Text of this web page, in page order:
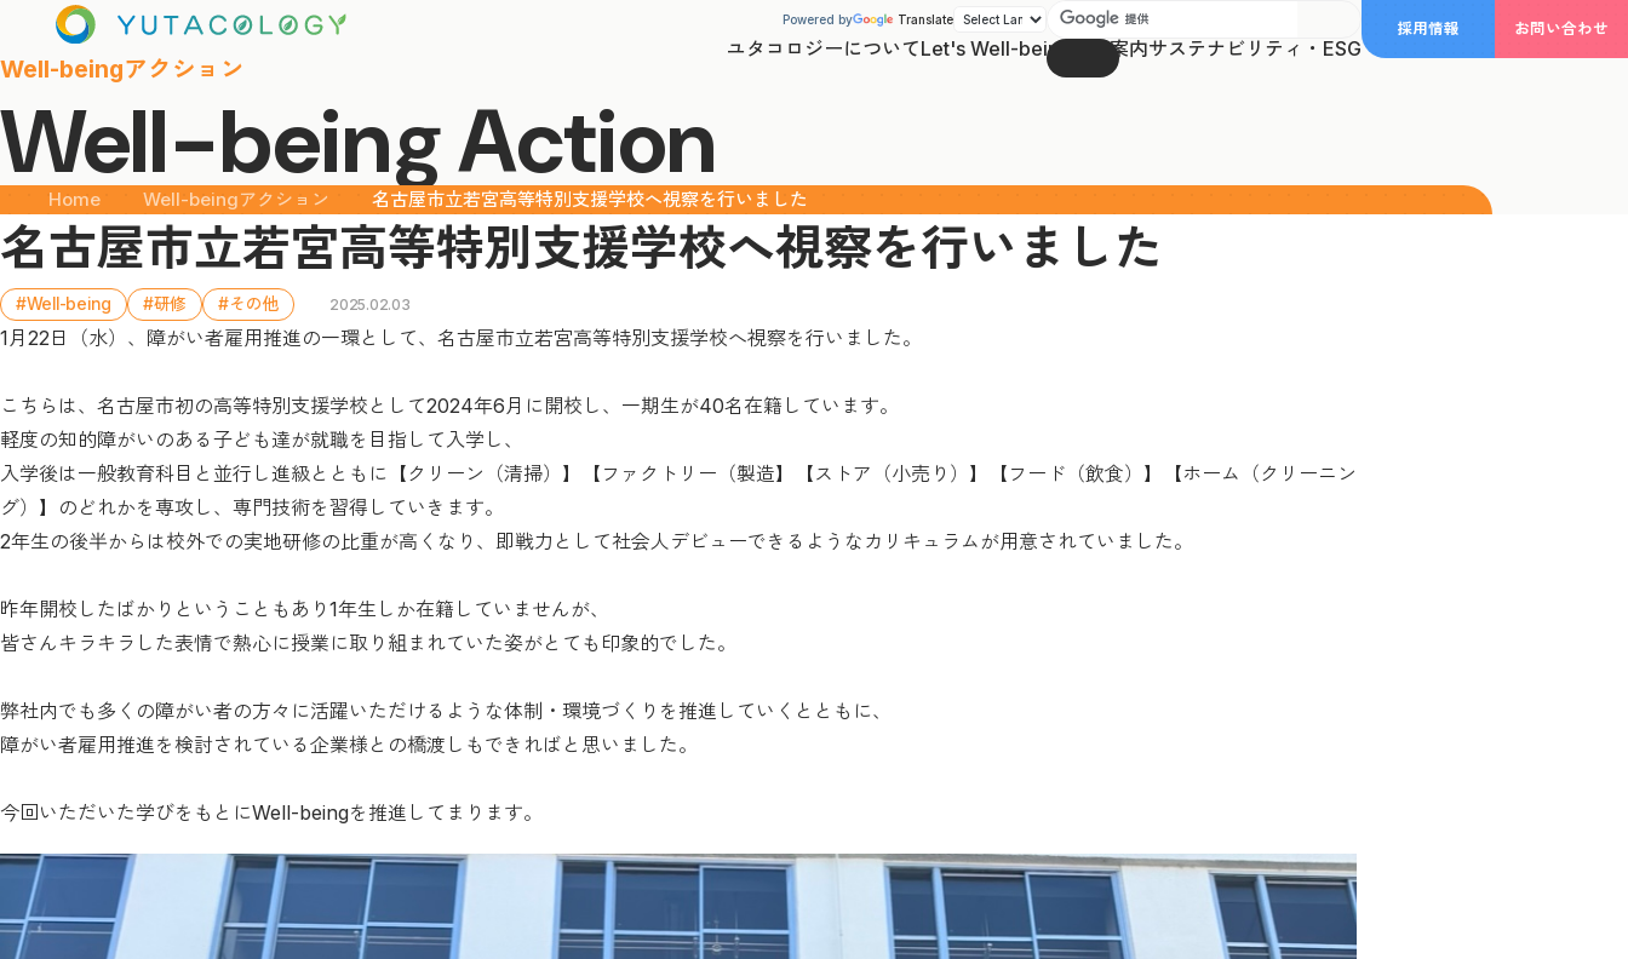
Powered by Translate
ユタコロジーについてLet's Well-being 事業案内サステナビリティ・ESG
採用情報 お問い合わせ
Well-beingアクション
Well-being Action
Home Well-beingアクション 名古屋市立若宮高等特別支援学校へ視察を行いました
名古屋市立若宮高等特別支援学校へ視察を行いました
#Well-being #研修 #その他 2025.02.03
1月22日（水）、障がい者雇用推進の一環として、名古屋市立若宮高等特別支援学校へ視察を行いました。
こちらは、名古屋市初の高等特別支援学校として2024年6月に開校し、一期生が40名在籍しています。
軽度の知的障がいのある子ども達が就職を目指して入学し、
入学後は一般教育科目と並行し進級とともに【クリーン（清掃）】【ファクトリー（製造】【ストア（小売り）】【フード（飲食）】【ホーム（クリーニン
グ）】のどれかを専攻し、専門技術を習得していきます。
2年生の後半からは校外での実地研修の比重が高くなり、即戦力として社会人デビューできるようなカリキュラムが用意されていました。
昨年開校したばかりということもあり1年生しか在籍していませんが、
皆さんキラキラした表情で熱心に授業に取り組まれていた姿がとても印象的でした。
弊社内でも多くの障がい者の方々に活躍いただけるような体制・環境づくりを推進していくとともに、
障がい者雇用推進を検討されている企業様との橋渡しもできればと思いました。
今回いただいた学びをもとにWell-beingを推進してまります。